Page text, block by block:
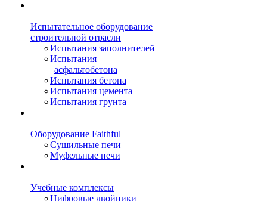
Испытательное оборудование
строительной отрасли
Испытания заполнителей
Испытания
асфальтобетона
Испытания бетона
Испытания цемента
Испытания грунта
Оборудование Faithful
Сушильные печи
Муфельные печи
Учебные комплексы
Цифровые двойники